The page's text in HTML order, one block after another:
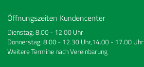
Öffnungszeiten Kundencenter
Dienstag: 8.00 - 12.00 Uhr
Donnerstag: 8.00 - 12.30 Uhr,14.00 - 17.00 Uhr
Weitere Termine nach Vereinbarung